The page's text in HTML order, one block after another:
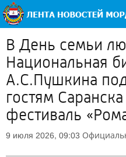
В День семьи
Национальная
А.С.Пушкина
гостям
фестиваль
9 июля 2026, 09:03